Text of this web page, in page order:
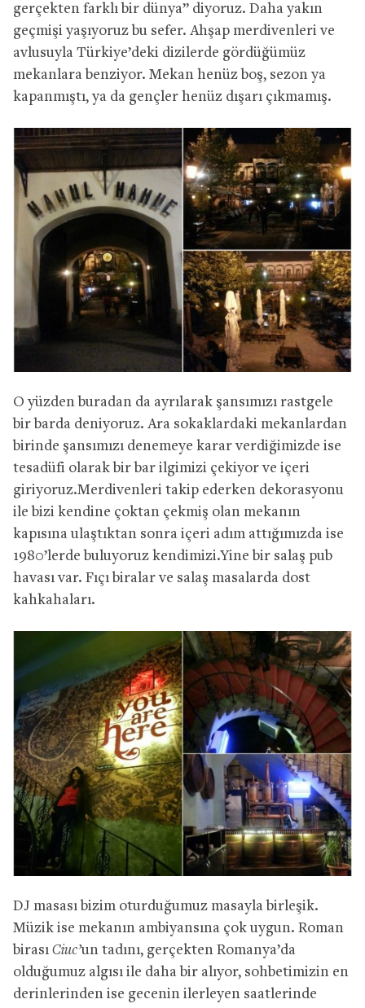
gerçekten farklı bir dünya” diyoruz. Daha yakın
geçmişi yaşıyoruz bu sefer. Ahşap merdivenleri ve
avlusuyla Türkiye’deki dizilerde gördüğümüz
mekanlara benziyor. Mekan henüz boş, sezon ya
kapanmıştı, ya da gençler henüz dışarı çıkmamış.
O yüzden buradan da ayrılarak şansımızı rastgele
bir barda deniyoruz. Ara sokaklardaki mekanlardan
birinde şansımızı denemeye karar verdiğimizde ise
tesadüfi olarak bir bar ilgimizi çekiyor ve içeri
giriyoruz.Merdivenleri takip ederken dekorasyonu
ile bizi kendine çoktan çekmiş olan mekanın
kapısına ulaştıktan sonra içeri adım attığımızda ise
1980’lerde buluyoruz kendimizi.Yine bir salaş pub
havası var. Fıçı biralar ve salaş masalarda dost
kahkahaları.
DJ masası bizim oturduğumuz masayla birleşik.
Müzik ise mekanın ambiyansına çok uygun. Roman
birası Ciuc’un tadını, gerçekten Romanya’da
olduğumuz algısı ile daha bir alıyor, sohbetimizin en
derinlerinden ise gecenin ilerleyen saatlerinde